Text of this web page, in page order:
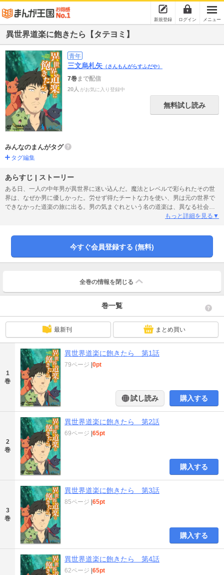
新規登録 ログイン メニュー
異世界道楽に飽きたら【タテヨミ】
青年
三文烏札矢 （さんもんがらすふだや）
7巻まで配信
20人 がお気に入り登録中
無料試し読み
みんなのまんがタグ
タグ編集
あらすじ | ストーリー
ある日、一人の中年男が異世界に迷い込んだ。魔法とレベルで彩られたその世
界は、なぜか男に優しかった。労せず得たチートな力を使い、男は元の世界で
できなかった道楽の旅に出る。男の気まぐれという名の道楽は、異なる社会に
波紋を起こしていく。だが、男がそれを気にすることはない……。ーー自由気
「異世界道楽に飽きたら」のWEBTOONが登場！制作はイメージワークススタ
ジオ。ハイクオリティな表現手法で世界観を余すところなく再現！
もっと詳細を見る▼
今すぐ会員登録する (無料)
全巻の情報を 閉じる
巻一覧
最新刊 まとめ買い
1
巻
異世界道楽に飽きたら 第1話
79ページ 0pt
試し読み 購入する
2
巻
異世界道楽に飽きたら 第2話
69ページ 65pt
購入する
3
巻
異世界道楽に飽きたら 第3話
85ページ 65pt
購入する
異世界道楽に飽きたら 第4話
62ページ 65pt